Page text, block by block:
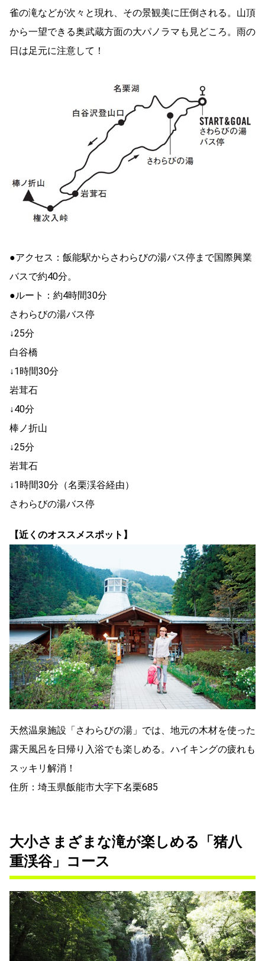
雀の滝などが次々と現れ、その景観美に圧倒される。山頂
から一望できる奥武蔵方面の大パノラマも見どころ。雨の
日は足元に注意して！
●アクセス：飯能駅からさわらびの湯バス停まで国際興業
バスで約40分。
●ルート：約4時間30分
さわらびの湯バス停
↓25分
白谷橋
↓1時間30分
岩茸石
↓40分
棒ノ折山
↓25分
岩茸石
↓1時間30分（名栗渓谷経由）
さわらびの湯バス停
【近くのオススメスポット】
天然温泉施設「さわらびの湯」では、地元の木材を使った
露天風呂を日帰り入浴でも楽しめる。ハイキングの疲れも
スッキリ解消！
住所：埼玉県飯能市大字下名栗685
大小さまざまな滝が楽しめる「猪八
重渓谷」コース